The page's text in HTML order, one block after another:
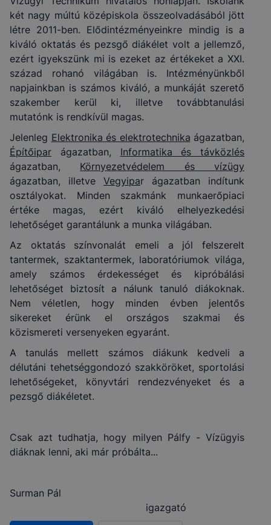
két nagy múltú középiskola összeolvadásából jött
létre 2011-ben. Elődintézményeinkre mindig is a
kiváló oktatás és pezsgő diákélet volt a jellemző,
ezért igyekszünk mi is ezeket az értékeket a XXI.
század rohanó világában is. Intézményünkből
napjainkban is számos kiváló, a munkáját szerető
szakember kerül ki, illetve továbbtanulási
mutatónk is rendkívül magas.
Jelenleg Elektronika és elektrotechnika ágazatban,
Építőipar ágazatban, Informatika és távközlés
ágazatban, Környezetvédelem és vízügy
ágazatban, illetve Vegyipar ágazatban indítunk
osztályokat. Minden szakmánk munkaerőpiaci
értéke magas, ezért kiváló elhelyezkedési
lehetőséget garantálunk a munka világában.
Az oktatás színvonalát emeli a jól felszerelt
tantermek, szaktantermek, laboratóriumok világa,
amely számos érdekességet és kipróbálási
lehetőséget biztosít a nálunk tanuló diákoknak.
Nem véletlen, hogy minden évben jelentős
sikereket érünk el országos szakmai és
közismereti versenyeken egyaránt.
A tanulás mellett számos diákunk kedveli a
délutáni tehetséggondozó szakköröket, sportolási
lehetőségeket, könyvtári rendezvényeket és a
pezsgő diákéletet.
Csak azt tudhatja, hogy milyen Pálfy - Vízügyis
diáknak lenni, aki már próbálta...
Surman Pál
igazgató